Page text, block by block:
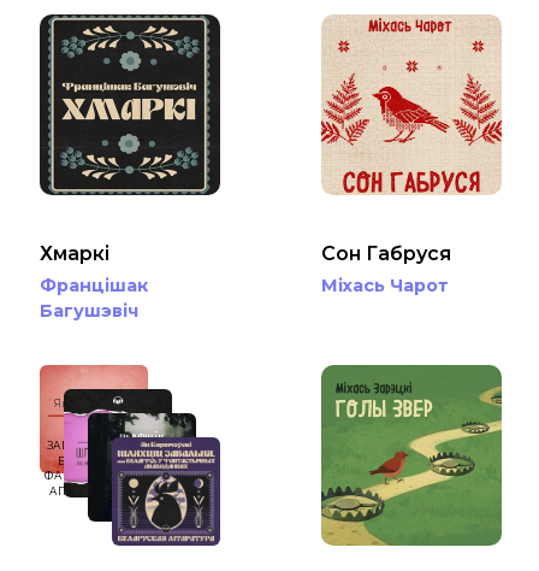
Хмаркі
Францішак
Багушэвіч
Сон Габруся
Міхась Чарот
Ян Баршчэўскі
ШЛЯХЦІЦ
ЗАВАЛЬНЯ, АБО
БЕЛАРУСЬ У
ФАНТАСТЫЧНЫХ
АПАВЯДАННЯХ